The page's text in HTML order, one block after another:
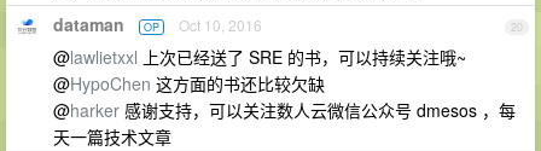
20
dataman OP Oct 10, 2016
@lawlietxxl 上次已经送了 SRE 的书，可以持续关注哦~
@HypoChen 这方面的书还比较欠缺
@harker 感谢支持，可以关注数人云微信公众号 dmesos ，每
天一篇技术文章